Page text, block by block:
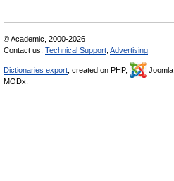
© Academic, 2000-2026
Contact us: Technical Support Advertising
Dictionaries export , created on PHP, Joomla,
MODx.